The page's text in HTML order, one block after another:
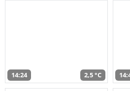
14:24 2,5 °C